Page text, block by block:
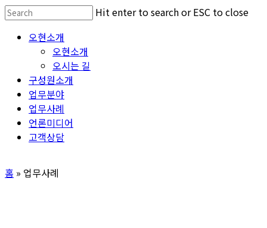
Skip
main
Hit enter to search or ESC to close
Search
Menu 오현소개
오현소개
오시는 길
구성원소개
업무분야
업무사례
언론미디어
고객상담
홈 » 업무사례